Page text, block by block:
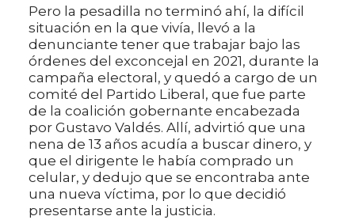
Pero la pesadilla no terminó ahí, la difícil
situación en la que vivía, llevó a la
denunciante tener que trabajar bajo las
órdenes del exconcejal en 2021, durante la
campaña electoral, y quedó a cargo de un
comité del Partido Liberal, que fue parte
de la coalición gobernante encabezada
por Gustavo Valdés. Allí, advirtió que una
nena de 13 años acudía a buscar dinero, y
que el dirigente le había comprado un
celular, y dedujo que se encontraba ante
una nueva víctima, por lo que decidió
presentarse ante la justicia.